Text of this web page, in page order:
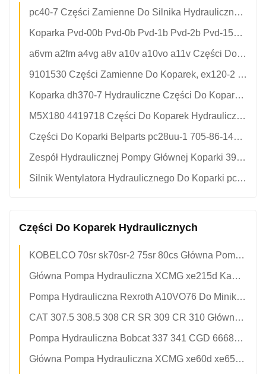
pc40-7 Części Zamienne Do Silnika Hydraulicznego 20t-60-76710 6 Miesięcy Gwarancji
Koparka Pvd-00b Pvd-0b Pvd-1b Pvd-2b Pvd-15b Pcr-5b Phv-4b Zestawy Naprawcze Hydraulicznej Pompy Tłokowej Części Łożysk Silnika
a6vm a2fm a4vg a8v a10v a10vo a11v Części Do Koparek Hydraulicznych Osiowe Zestawy Naprawcze Silnika Pompy Tłokowej Rexroth
9101530 Części Zamienne Do Koparek, ex120-2 ex100-2 Części Do Naprawy Pomp Hydraulicznych
Koparka dh370-7 Hydrauliczne Części Do Koparek 401-00359 Części Silnika Obrotowego
M5X180 4419718 Części Do Koparek Hydraulicznych zx330-3 zx350 Hitachi Motor Parts
Części Do Koparki Belparts pc28uu-1 705-86-14080 705-41-08100 Do Części Komatsu
Zespół Hydraulicznej Pompy Głównej Koparki 397-3941 sk200-6 4216944 zx470-5g 450 ex200-2 pc130-7 zaxis210
Silnik Wentylatora Hydraulicznego Do Koparki pc3000-6 Komatsu Część 90748640 95930840 89659040 A2FLM355
Części Do Koparek Hydraulicznych
KOBELCO 70sr sk70sr-2 75sr 80cs Główna Pompa Hydrauliczna Kawasaki K3SP36B YT10V00001F1 YT10V00016F1 YT10V00027F1 Do Części Mini-Grzebaczy
Główna Pompa Hydrauliczna XCMG xe215d Kawasaki K7V125DTP1X9R-9N03-V K7V125DTP 803082858 Do Koparki
Pompa Hydrauliczna Rexroth A10VO76 Do Minikoparki Sany sy75c sy85c XCMG xe75d xe80c xe85c LiuGong clg907e clg908d
CAT 307.5 308.5 308 CR SR 309 CR 310 Główna Pompa Hydrauliczna OEM Rexroth A10VO72 487-6229 564-7829 564-7830 Do Mini Koparek
Pompa Hydrauliczna Bobcat 337 341 CGD 6668914 6674785 6675294 6686577 Rexroth A10VO63 Do Części Do Minikoparek
Główna Pompa Hydrauliczna XCMG xe60d xe65da OEM Rexroth A10VO72 Do Części Do Minikoparek